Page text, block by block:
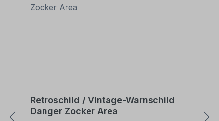
Retroschild / Vintage-Warnschild
Danger Zocker Area